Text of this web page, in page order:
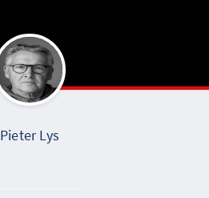
Pieter Lys